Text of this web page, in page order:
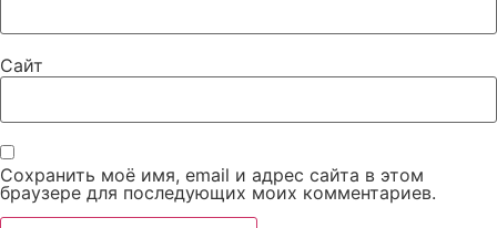
Сайт
Сохранить моё имя, email и адрес сайта в этом
браузере для последующих моих комментариев.